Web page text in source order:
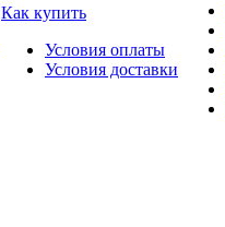
Как купить
Условия оплаты
Условия доставки